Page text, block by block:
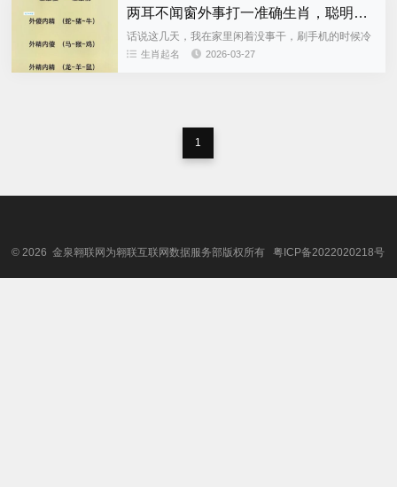
两耳不闻窗外事打一准确生肖，聪明的你快来猜一猜！
话说这几天，我在家里闲着没事干，刷手机的时候冷
不丁就刷到了这么一个题，标题还挺吸引人的——
生肖起名 2026-03-27
1
© 2026 金泉翱联网为翱联互联网数据服务部版权所有粤ICP备2022020218号